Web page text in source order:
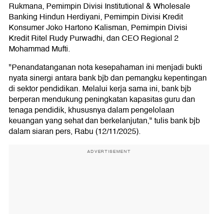
Rukmana, Pemimpin Divisi Institutional & Wholesale
Banking Hindun Herdiyani, Pemimpin Divisi Kredit
Konsumer Joko Hartono Kalisman, Pemimpin Divisi
Kredit Ritel Rudy Purwadhi, dan CEO Regional 2
Mohammad Mufti.
"Penandatanganan nota kesepahaman ini menjadi bukti
nyata sinergi antara bank bjb dan pemangku kepentingan
di sektor pendidikan. Melalui kerja sama ini, bank bjb
berperan mendukung peningkatan kapasitas guru dan
tenaga pendidik, khususnya dalam pengelolaan
keuangan yang sehat dan berkelanjutan," tulis bank bjb
dalam siaran pers, Rabu (12/11/2025).
ADVERTISEMENT